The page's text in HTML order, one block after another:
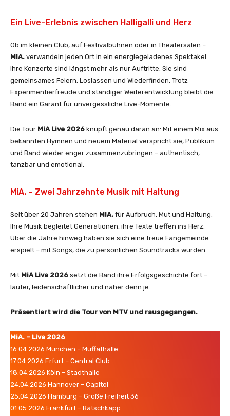
e
i
l
V
i
d
o
(
V
O
D
“
v
n
o
u
T
u
b
e
a
Ein Live-Erlebnis zwischen Halligalli und Herz
Ob im kleinen Club, auf Festivalbühnen oder in Theatersälen –
MiA. verwandeln jeden Ort in ein energiegeladenes Spektakel.
Ihre Konzerte sind längst mehr als nur Auftritte: Sie sind
gemeinsames Feiern, Loslassen und Wiederfinden. Trotz
Experimentierfreude und ständiger Weiterentwicklung bleibt die
Band ein Garant für unvergessliche Live-Momente.
Die Tour MiA Live 2026 knüpft genau daran an: Mit einem Mix aus
bekannten Hymnen und neuem Material verspricht sie, Publikum
und Band wieder enger zusammenzubringen – authentisch,
tanzbar und emotional.
MiA. – Zwei Jahrzehnte Musik mit Haltung
Seit über 20 Jahren stehen MiA. für Aufbruch, Mut und Haltung.
Ihre Musik begleitet Generationen, ihre Texte treffen ins Herz.
Über die Jahre hinweg haben sie sich eine treue Fangemeinde
erspielt – mit Songs, die zu persönlichen Soundtracks wurden.
Mit MiA Live 2026 setzt die Band ihre Erfolgsgeschichte fort –
lauter, leidenschaftlicher und näher denn je.
Präsentiert wird die Tour von MTV und rausgegangen.
MiA. – Live 2026
16.04.2026 München – Muffathalle
17.04.2026 Erfurt – Central Club
18.04.2026 Köln – Stadthalle
24.04.2026 Hannover – Capitol
25.04.2026 Hamburg – Große Freiheit 36
01.05.2026 Frankfurt – Batschkapp